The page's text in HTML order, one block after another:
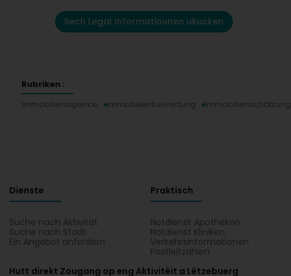
Sech Legal Informatiounen ukucken
Rubriken :
Immobilienagence
Immobilienbewertung Immobilienschätzung
Dienste
Suche nach Aktivität
Suche nach Stadt
Ein Angebot anfordern
Praktisch
Notdienst Apotheken
Notdienst Kliniken
Verkehrsinformationen
Postleitzahlen
Hutt direkt Zougang op eng Aktivitéit a Lëtzebuerg